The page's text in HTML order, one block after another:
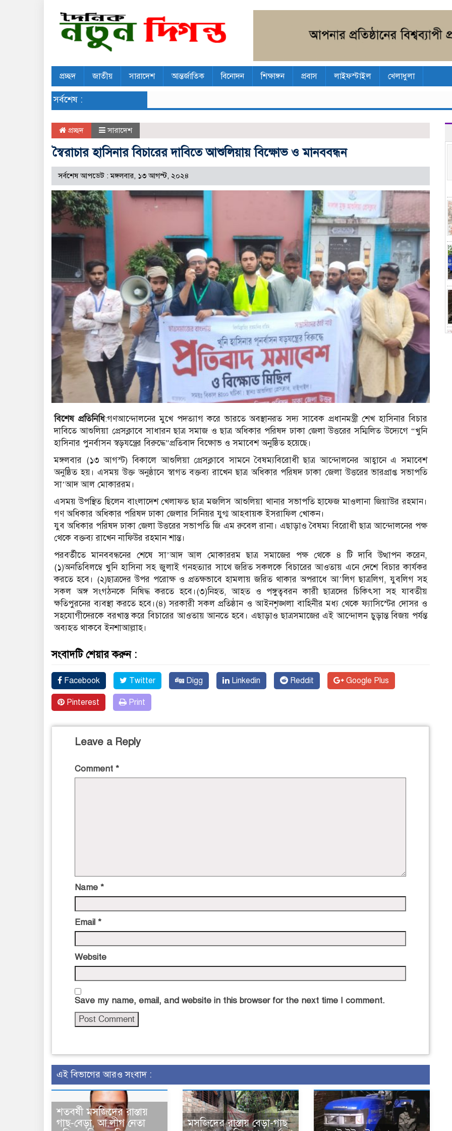
প্রচ্ছদ জাতীয় সারাদেশ আন্তর্জাতিক বিনোদন শিক্ষাঙ্গন প্রবাস লাইফস্টাইল খেলাধুলা
সর্বশেষ :
প্রচ্ছদ সারাদেশ
স্বৈরাচার হাসিনার বিচারের দাবিতে আশুলিয়ায় বিক্ষোভ ও মানববন্ধন
সর্বশেষ আপডেট : মঙ্গলবার, ১৩ আগস্ট, ২০২৪
বিশেষ প্রতিনিধি:গণআন্দোলনের মুখে পদত্যাগ করে ভারতে অবস্থানরত সদ্য সাবেক প্রধানমন্ত্রী শেখ হাসিনার বিচার
দাবিতে আশুলিয়া প্রেসক্লাবে সাধারন ছাত্র সমাজ ও ছাত্র অধিকার পরিষদ ঢাকা জেলা উত্তরের সম্মিলিত উদ্যেগে “খুনি
হাসিনার পুনর্বাসন স্বড়যন্ত্রের বিরুদ্ধে”প্রতিবাদ বিক্ষোভ ও সমাবেশ অনুষ্ঠিত হয়েছে।
মঙ্গলবার (১৩ আগস্ট) বিকালে আশুলিয়া প্রেসক্লাবে সামনে বৈষম্যবিরোধী ছাত্র আন্দোলনের আহ্বানে এ সমাবেশ
অনুষ্ঠিত হয়। এসময় উক্ত অনুষ্ঠানে স্বাগত বক্তব্য রাখেন ছাত্র অধিকার পরিষদ ঢাকা জেলা উত্তরের ভারপ্রাপ্ত সভাপতি
সা’আদ আল মোকাররম।
এসময় উপস্থিত ছিলেন বাংলাদেশ খেলাফত ছাত্র মজলিস আশুলিয়া থানার সভাপতি হাফেজ মাওলানা জিয়াউর রহমান।
গণ অধিকার অধিকার পরিষদ ঢাকা জেলার সিনিয়র যুগ্ম আহবায়ক ইসরাফিল খোকন।
যুব অধিকার পরিষদ ঢাকা জেলা উত্তরের সভাপতি জি এম রুবেল রানা। এছাড়াও বৈষম্য বিরোধী ছাত্র আন্দোলনের পক্ষ
থেকে বক্তব্য রাখেন নাফিউর রহমান শান্ত।
পরবর্তীতে মানববন্ধনের শেষে সা’আদ আল মোকাররম ছাত্র সমাজের পক্ষ থেকে ৪ টি দাবি উত্থাপন করেন,
(১)অনতিবিলম্বে খুনি হাসিনা সহ জুলাই গনহত্যার সাথে জরিত সকলকে বিচারের আওতায় এনে দেশে বিচার কার্যকর
করতে হবে। (২)ছাত্রদের উপর পরোক্ষ ও প্রতক্ষভাবে হামলায় জরিত থাকার অপরাধে আ’লিগ ছাত্রলিগ, যুবলিগ সহ
সকল অঙ্গ সংগঠনকে নিষিদ্ধ করতে হবে।(৩)নিহত, আহত ও পঙ্গুত্ববরন কারী ছাত্রদের চিকিৎসা সহ যাবতীয়
ক্ষতিপুরনের ব্যবস্থা করতে হবে।(৪) সরকারী সকল প্রতিষ্ঠান ও আইনশৃঙ্খলা বাহিনীর মধ্য থেকে ফ্যাসিস্টের দোসর ও
সহযোগীদেরকে বরখাস্ত করে বিচারের আওতায় আনতে হবে। এছাড়াও ছাত্রসমাজের এই আন্দোলন চুড়ান্ত বিজয় পর্যন্ত
অব্যহত থাকবে ইনশাআল্লাহ।
সংবাদটি শেয়ার করুন :
Facebook Twitter Digg Linkedin Reddit Google Plus
Pinterest Print
Leave a Reply
Comment *
Name *
Email *
Website
Save my name, email, and website in this browser for the next time I comment.
এই বিভাগের আরও সংবাদ :
শতবর্ষী মসজিদের রাস্তায়
গাছ-বেড়া, আ.লীগ নেতা
মসজিদের রাস্তায় বেড়া-গাছ